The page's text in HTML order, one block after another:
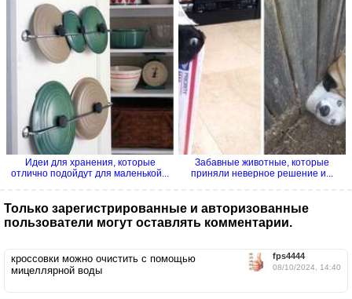
Идеи для хранения, которые
отлично подойдут для маленькой...
Забавные животные, которые
приняли неверное решение и...
Только зарегистрированные и авторизованные
пользователи могут оставлять комментарии.
fps4444
08/10/2024, 14:40
кроссовки можно очистить с помощью
мицеллярной воды